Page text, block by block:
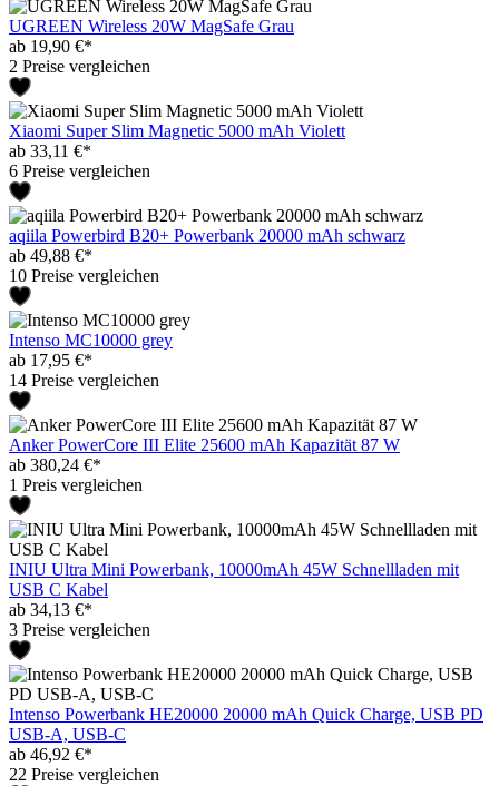
UGREEN Wireless 20W MagSafe Grau
ab 19,90 €*
2 Preise vergleichen
Xiaomi Super Slim Magnetic 5000 mAh Violett
ab 33,11 €*
6 Preise vergleichen
aqiila Powerbird B20+ Powerbank 20000 mAh schwarz
ab 49,88 €*
10 Preise vergleichen
Intenso MC10000 grey
ab 17,95 €*
14 Preise vergleichen
Anker PowerCore III Elite 25600 mAh Kapazität 87 W
ab 380,24 €*
1 Preis vergleichen
INIU Ultra Mini Powerbank, 10000mAh 45W Schnellladen mit
USB C Kabel
ab 34,13 €*
3 Preise vergleichen
Intenso Powerbank HE20000 20000 mAh Quick Charge, USB PD
USB-A, USB-C
ab 46,92 €*
22 Preise vergleichen